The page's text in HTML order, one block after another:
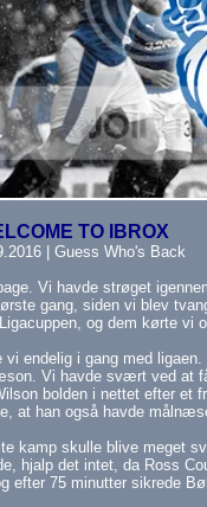
TO IBROX
| Guess Who's Back
Vi havde strøget
gang, siden vi blev
og dem kørte vi
vi endelig i gang med
Vi havde svært ved at
bolden i nettet efter et
at han også havde
kamp skulle blive meget
hjalp det intet, da Ross
efter 75 minutter sikrede